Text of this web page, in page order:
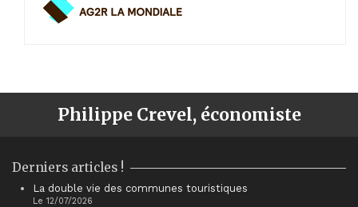
Philippe Crevel, économiste
Derniers articles !
La double vie des communes touristiques
Le 12/07/2026